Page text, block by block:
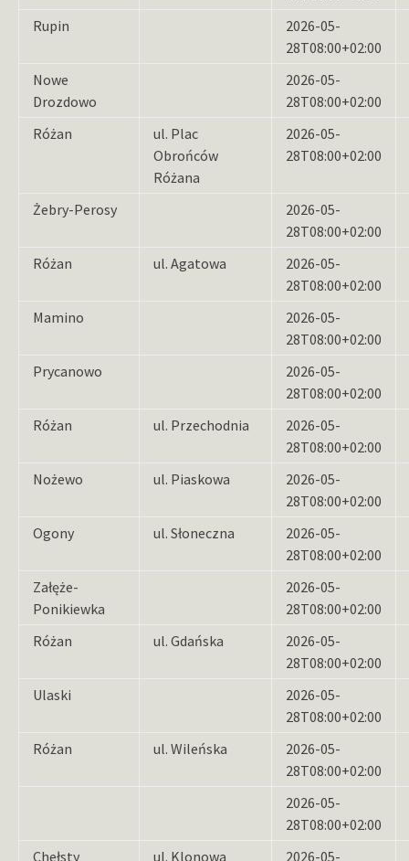
Rupin
2026-05-
28T08:00+02:00
Nowe
Drozdowo
2026-05-
28T08:00+02:00
Różan
ul. Plac
Obrońców
Różana
2026-05-
28T08:00+02:00
Żebry-Perosy
2026-05-
28T08:00+02:00
Różan
ul. Agatowa
2026-05-
28T08:00+02:00
Mamino
2026-05-
28T08:00+02:00
Prycanowo
2026-05-
28T08:00+02:00
Różan
ul. Przechodnia
2026-05-
28T08:00+02:00
Nożewo
ul. Piaskowa
2026-05-
28T08:00+02:00
Ogony
ul. Słoneczna
2026-05-
28T08:00+02:00
Załęże-
Ponikiewka
2026-05-
28T08:00+02:00
Różan
ul. Gdańska
2026-05-
28T08:00+02:00
Ulaski
2026-05-
28T08:00+02:00
Różan
ul. Wileńska
2026-05-
28T08:00+02:00
2026-05-
28T08:00+02:00
Chełsty
ul. Klonowa 2026-05-